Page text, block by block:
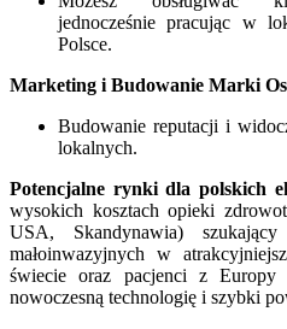
jednocześnie pracując w
Polsce.
Marketing i Budowanie Marki
Budowanie reputacji i
lokalnych.
Potencjalne rynki dla polskich
wysokich kosztach opieki
USA, Skandynawia)
małoinwazyjnych w
świecie oraz pacjenci z Europy
nowoczesną technologię i szybki